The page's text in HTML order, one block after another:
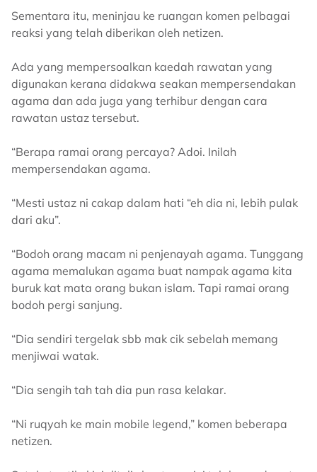
Sementara itu, meninjau ke ruangan komen pelbagai
reaksi yang telah diberikan oleh netizen.
Ada yang mempersoalkan kaedah rawatan yang
digunakan kerana didakwa seakan mempersendakan
agama dan ada juga yang terhibur dengan cara
rawatan ustaz tersebut.
“Berapa ramai orang percaya? Adoi. Inilah
mempersendakan agama.
“Mesti ustaz ni cakap dalam hati “eh dia ni, lebih pulak
dari aku”.
“Bodoh orang macam ni penjenayah agama. Tunggang
agama memalukan agama buat nampak agama kita
buruk kat mata orang bukan islam. Tapi ramai orang
bodoh pergi sanjung.
“Dia sendiri tergelak sbb mak cik sebelah memang
menjiwai watak.
“Dia sengih tah tah dia pun rasa kelakar.
“Ni ruqyah ke main mobile legend,” komen beberapa
netizen.